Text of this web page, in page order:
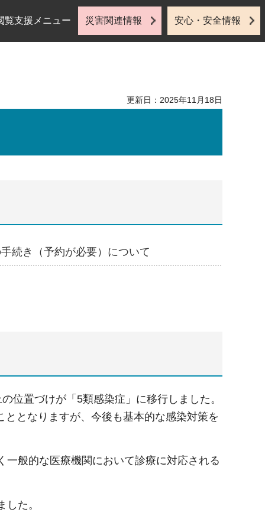
覧支援メニュー 災害関連情報 安心・安全情報
更新日：2025年11月18日
続き（予約が必要）について
位置づけが「5類感染症」に移行しました。
となりますが、今後も基本的な感染対策を
般的な医療機関において診療に対応される
た。